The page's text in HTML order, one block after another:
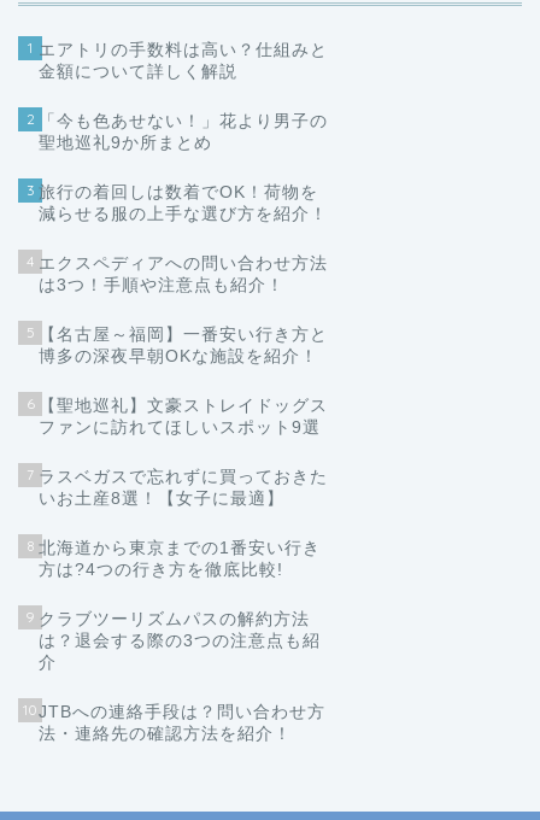
1 エアトリの手数料は高い？仕組みと
金額について詳しく解説
2
「今も色あせない！」花より男子の
聖地巡礼9か所まとめ
3 旅行の着回しは数着でOK！荷物を
減らせる服の上手な選び方を紹介！
4 エクスペディアへの問い合わせ方法
は3つ！手順や注意点も紹介！
5
【名古屋～福岡】一番安い行き方と
博多の深夜早朝OKな施設を紹介！
6
【聖地巡礼】文豪ストレイドッグス
ファンに訪れてほしいスポット9選
7 ラスベガスで忘れずに買っておきた
いお土産8選！【女子に最適】
8 北海道から東京までの1番安い行き
方は?4つの行き方を徹底比較!
9 クラブツーリズムパスの解約方法
は？退会する際の3つの注意点も紹
介
10JTBへの連絡手段は？問い合わせ方
法・連絡先の確認方法を紹介！